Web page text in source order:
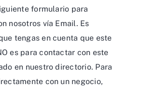
formulario para
nosotros vía Email. Es
tengas en cuenta que este
es para contactar con este
en nuestro directorio. Para
con un negocio,